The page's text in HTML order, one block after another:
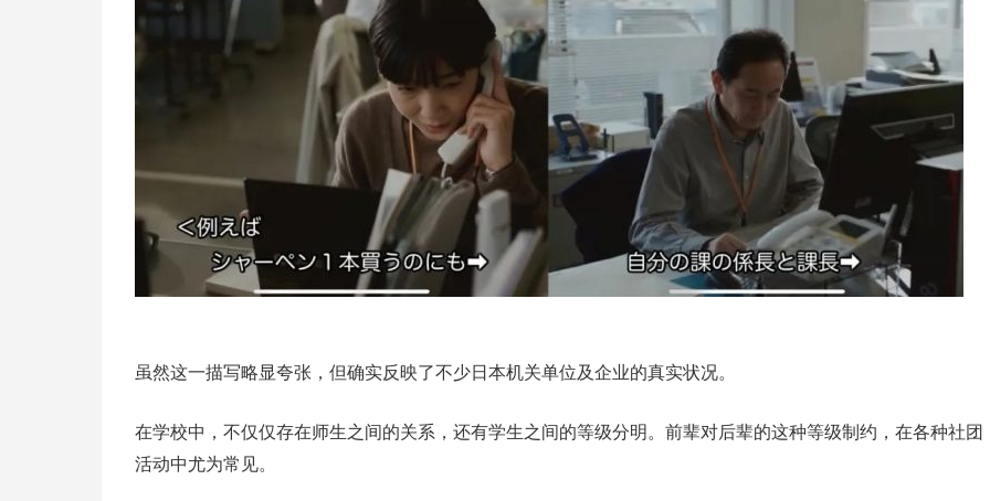
虽然这一描写略显夸张，但确实反映了不少日本机关单位及企业的真实状况。
在学校中，不仅仅存在师生之间的关系，还有学生之间的等级分明。前辈对后辈的这种等级制约，在各种社团
活动中尤为常见。